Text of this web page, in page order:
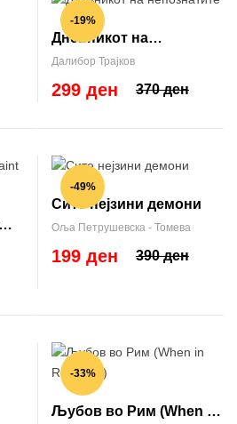
-19%
Дневникот на
непознатите
Далибор Трајков
370 ден
299 ден
-49%
Сите нејзини демони
Оља Петрушевска - Томева
390 ден
199 ден
-33%
Љубов во Рим (When in